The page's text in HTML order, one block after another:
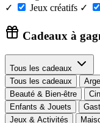
✓
Jeux créatifs ✓
Cadeaux à
Tous les cadeaux
Tous les cadeaux
Beauté & Bien-être
Enfants & Jouets
Jeux & Activités